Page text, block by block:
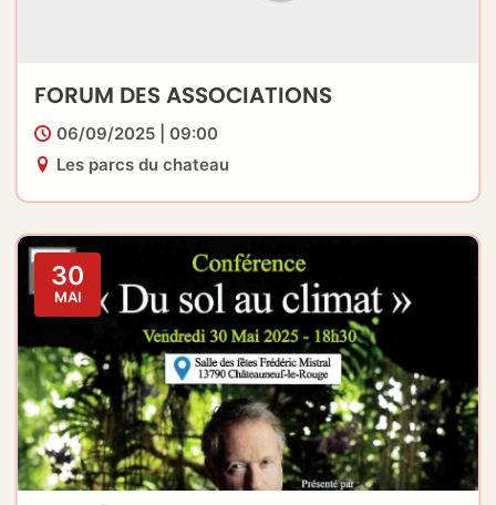
FORUM DES ASSOCIATIONS
06/09/2025 | 09:00
Les parcs du chateau
30
MAI